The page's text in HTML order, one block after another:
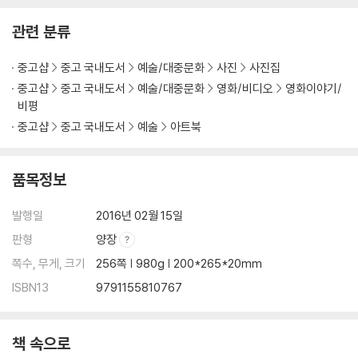
관련 분류
중고샵 중고 국내도서 예술/대중문화 사진
사진집
중고샵
중고 국내도서 예술/대중문화 영화/비디오
영화이야기/
비평
중고샵
중고 국내도서 예술 아트북
품목정보
발행일
2016년 02월 15일
판형
양장
쪽수, 무게, 크기
256쪽 | 980g | 200*265*20mm
ISBN13
9791155810767
책 속으로